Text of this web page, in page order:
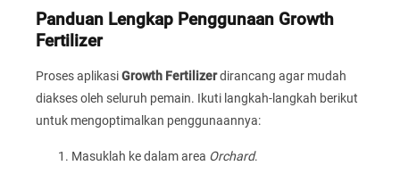
Panduan Lengkap Penggunaan Growth
Fertilizer
Proses aplikasiGrowth Fertilizerdirancang agar mudah
diakses oleh seluruh pemain. Ikuti langkah-langkah berikut
untuk mengoptimalkan penggunaannya:
Masuklah ke dalam area Orchard.